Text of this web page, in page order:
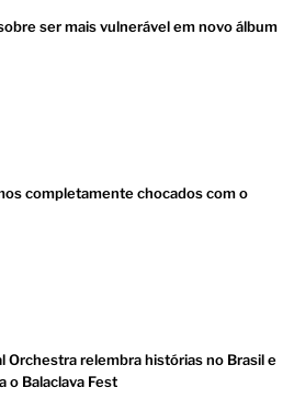
ser mais vulnerável em novo álbum
completamente chocados com o
Orchestra relembra histórias no Brasil e
o Balaclava Fest